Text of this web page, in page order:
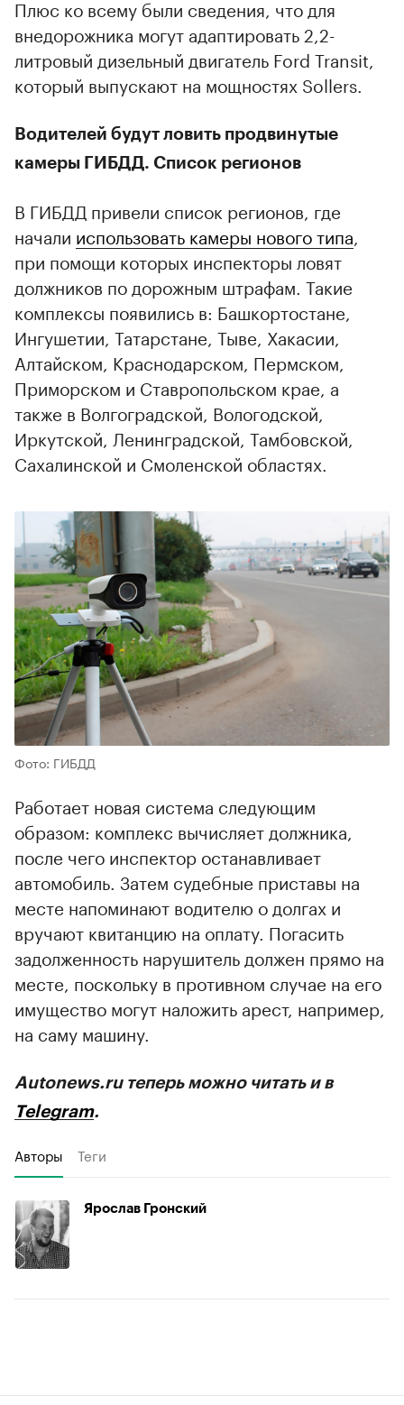
Плюс ко всему были сведения, что для
внедорожника могут адаптировать 2,2-
литровый дизельный двигатель Ford Transit,
который выпускают на мощностях Sollers.
Водителей будут ловить продвинутые
камеры ГИБДД. Список регионов
В ГИБДД привели список регионов, где
начали использовать камеры нового типа
при помощи которых инспекторы ловят
должников по дорожным штрафам. Такие
комплексы появились в: Башкортостане,
Ингушетии, Татарстане, Тыве, Хакасии,
Алтайском, Краснодарском, Пермском,
Приморском и Ставропольском крае, а
также в Волгоградской, Вологодской,
Иркутской, Ленинградской, Тамбовской,
Сахалинской и Смоленской областях.
Фото: ГИБДД
Работает новая система следующим
образом: комплекс вычисляет должника,
после чего инспектор останавливает
автомобиль. Затем судебные приставы на
месте напоминают водителю о долгах и
вручают квитанцию на оплату. Погасить
задолженность нарушитель должен прямо на
месте, поскольку в противном случае на его
имущество могут наложить арест, например,
на саму машину.
Autonews.ru теперь можно читать и в
Telegram.
Авторы Теги
Ярослав Гронский